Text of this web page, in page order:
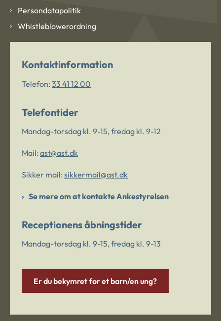
Persondatapolitik
Whistleblowerordning
Kontaktinformation
Telefon: 33 41 12 00
Telefontider
Mandag-torsdag kl. 9-15, fredag kl. 9-12
Mail: ast@ast.dk
Sikker mail: sikkermail@ast.dk
Se mere om at kontakte Ankestyrelsen
Receptionens åbningstider
Mandag-torsdag kl. 9-15, fredag kl. 9-13
Er du bekymret for et barn/en ung?